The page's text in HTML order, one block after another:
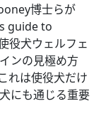
博士らが
guide to
役犬ウェルフェ
ンの見極め方
れは使役犬だけ
にも通じる重要